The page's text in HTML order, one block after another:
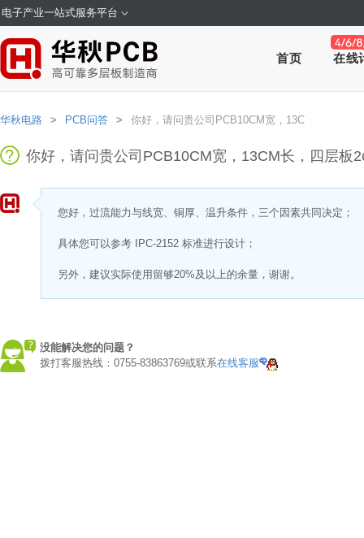
电子产业一站式服务平台
首页 在线
华秋电路 > PCB问答 > 你好，请问贵公司PCB10CM宽，13C
你好，请问贵公司PCB10CM宽，13CM长，四层板
您好，过流能力与线宽、铜厚、温升条件，三个因素共同决定；
具体您可以参考 IPC-2152 标准进行设计；
另外，建议实际使用留够20%及以上的余量，谢谢。
没能解决您的问题？
拨打客服热线：0755-83863769或联系在线客服